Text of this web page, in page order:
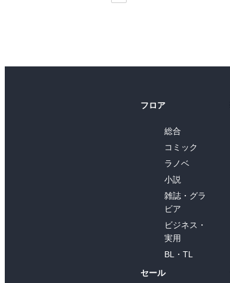
フロア
総合
コミック
ラノベ
小説
雑誌・グラ
ビア
ビジネス・
実用
BL・TL
セール